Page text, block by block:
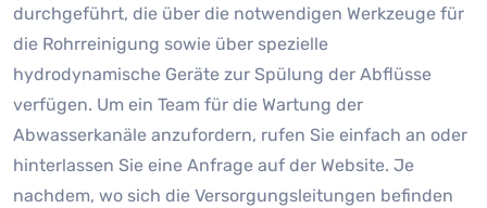
durchgeführt, die über die notwendigen Werkzeuge für
die Rohrreinigung sowie über spezielle
hydrodynamische Geräte zur Spülung der Abflüsse
verfügen. Um ein Team für die Wartung der
Abwasserkanäle anzufordern, rufen Sie einfach an oder
hinterlassen Sie eine Anfrage auf der Website. Je
nachdem, wo sich die Versorgungsleitungen befinden